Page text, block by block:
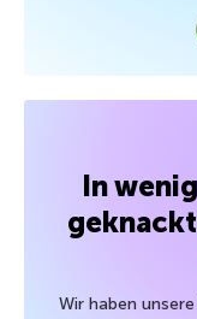
In
Wir haben